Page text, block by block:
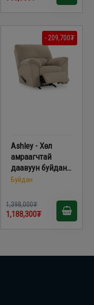
- 209,700₮
Ashley - Хөл
амраагчтай
даавуун буйдан
2420325
Буйдан
1,398,000₮
1,188,300₮